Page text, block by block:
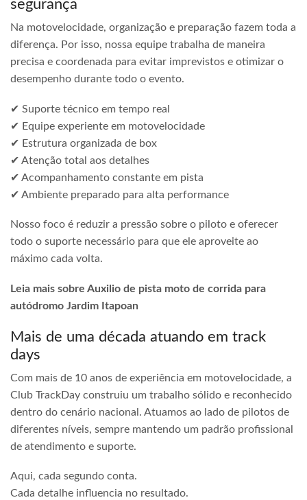
segurança
Na motovelocidade, organização e preparação fazem toda a
diferença. Por isso, nossa equipe trabalha de maneira
precisa e coordenada para evitar imprevistos e otimizar o
desempenho durante todo o evento.
✔ Suporte técnico em tempo real
✔ Equipe experiente em motovelocidade
✔ Estrutura organizada de box
✔ Atenção total aos detalhes
✔ Acompanhamento constante em pista
✔ Ambiente preparado para alta performance
Nosso foco é reduzir a pressão sobre o piloto e oferecer
todo o suporte necessário para que ele aproveite ao
máximo cada volta.
Leia mais sobre Auxilio de pista moto de corrida para
autódromo Jardim Itapoan
Mais de uma década atuando em track
days
Com mais de 10 anos de experiência em motovelocidade, a
Club TrackDay construiu um trabalho sólido e reconhecido
dentro do cenário nacional. Atuamos ao lado de pilotos de
diferentes níveis, sempre mantendo um padrão profissional
de atendimento e suporte.
Aqui, cada segundo conta.
Cada detalhe influencia no resultado.